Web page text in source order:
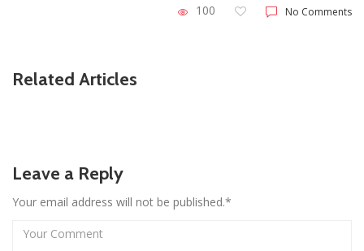
100 No Comments
Related Articles
Leave a Reply
Your email address will not be published.*